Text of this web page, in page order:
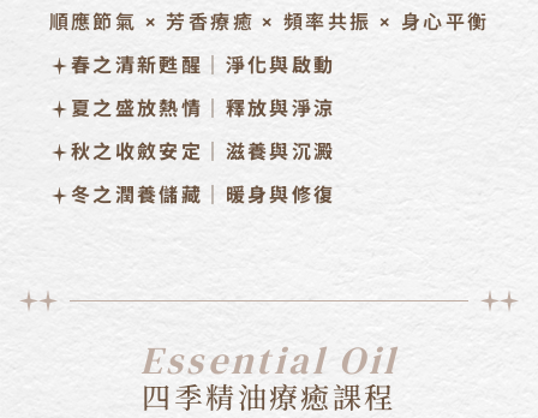
順應節氣 × 芳香療癒 × 頻率共振 × 身心平衡
春之清新甦醒｜淨化與啟動
夏之盛放熱情｜釋放與淨涼
秋之收斂安定｜滋養與沉澱
冬之潤養儲藏｜暖身與修復
Essential Oil
四季精油療癒課程